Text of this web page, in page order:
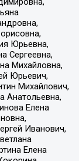
Юрьевна,
Сергеевна,
Михайловна,
Юрьевич,
Михайлович,
Анатольевна,
Елена
Иванович,
Елена